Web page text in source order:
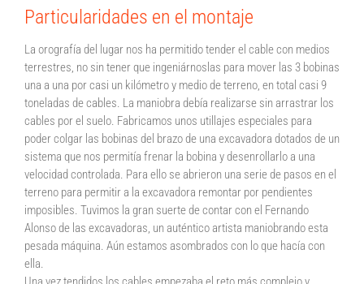
Particularidades en el montaje
La orografía del lugar nos ha permitido tender el cable con medios
terrestres, no sin tener que ingeniárnoslas para mover las 3 bobinas
una a una por casi un kilómetro y medio de terreno, en total casi 9
toneladas de cables. La maniobra debía realizarse sin arrastrar los
cables por el suelo. Fabricamos unos utillajes especiales para
poder colgar las bobinas del brazo de una excavadora dotados de un
sistema que nos permitía frenar la bobina y desenrollarlo a una
velocidad controlada. Para ello se abrieron una serie de pasos en el
terreno para permitir a la excavadora remontar por pendientes
imposibles. Tuvimos la gran suerte de contar con el Fernando
Alonso de las excavadoras, un auténtico artista maniobrando esta
pesada máquina. Aún estamos asombrados con lo que hacía con
ella.